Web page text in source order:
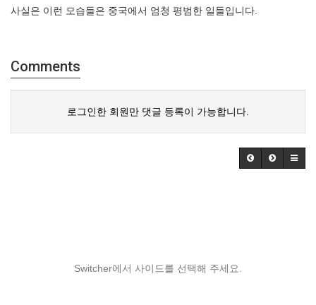
사실은 이런 모습들은 중국에서 엄청 평범한 일들입니다.
Comments
로그인한 회원만 댓글 등록이 가능합니다.
Switcher에서 사이드를 선택해 주세요.